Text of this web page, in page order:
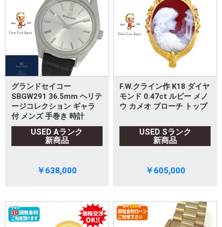
グランドセイコー
SBGW291 36.5mm ヘリテ
ージコレクション ギャラ
付 メンズ 手巻き 時計
USED Aランク
新商品
￥638,000
F.W.クライン作 K18 ダイヤ
モンド 0.47ct ルビー メノ
ウ カメオ ブローチ トップ
USED Sランク
新商品
￥605,000